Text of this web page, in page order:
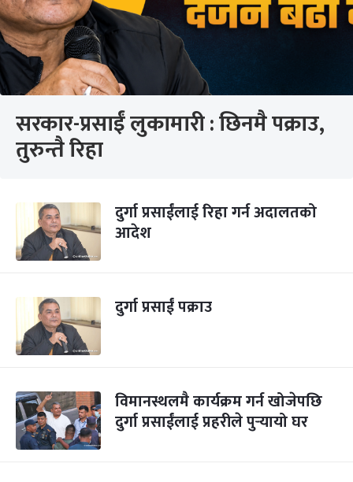
सरकार-प्रसाईं लुकामारी : छिनमै पक्राउ,
तुरुन्तै रिहा
दुर्गा प्रसाईंलाई रिहा गर्न अदालतको
आदेश
दुर्गा प्रसाईं पक्राउ
विमानस्थलमै कार्यक्रम गर्न खोजेपछि
दुर्गा प्रसाईंलाई प्रहरीले पुर्‍यायो घर